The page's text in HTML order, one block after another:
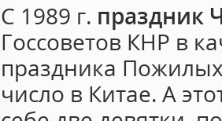
С 1989 г. праздник
Госсоветов КНР в
праздника
число в Китае. А